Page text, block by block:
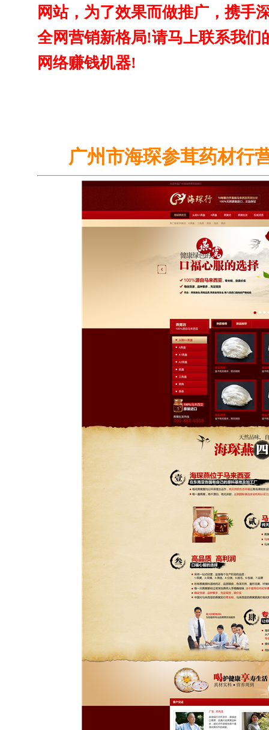
网站，为了效果而做推广，携手
全网营销新格局!请马上联系我
网络赚钱机器!
广州市海琛参茸药材行